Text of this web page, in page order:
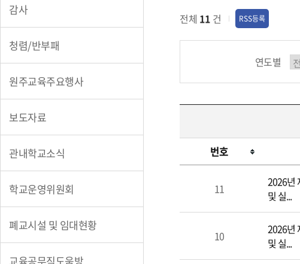
감사
청렴/반부패
원주교육주요행사
보도자료
관내학교소식
학교운영위원회
폐교시설 및 임대현황
교육공무직도움방
전체 11 건 RSS등록
연도별
전
위
번호
11
2026년
및 실...
10
2026년
및 실...